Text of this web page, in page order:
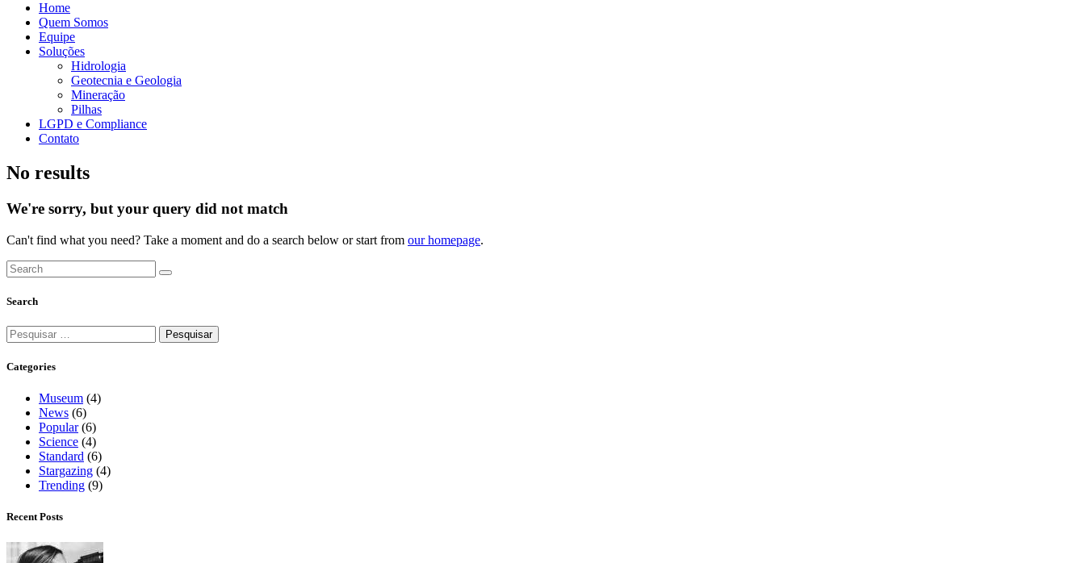
Home
Quem Somos
Equipe
Soluções
Hidrologia
Geotecnia e Geologia
Mineração
Pilhas
LGPD e Compliance
Contato
No results
We're sorry, but your query did not match
Can't find what you need? Take a moment and do a search below or start from our homepage.
Search
Pesquisar
por:
Categories
Museum (4)
News (6)
Popular(6)
Science (4)
Standard (6)
Stargazing (4)
Trending (9)
Recent Posts